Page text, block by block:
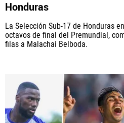
Honduras
La Selección Sub-17 de Honduras
octavos de final del Premundial,
filas a Malachai Belboda.